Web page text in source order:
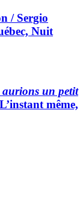
/ Sergio
Nuit
aurions un petit
même,